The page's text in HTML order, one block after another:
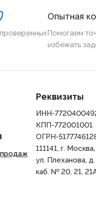
Опытная
Помогаем
избежать
Реквизиты
ИНН-
КПП-772001001
ОГРН-
111141, г. Москва,
ул. Плеханова,
каб. № 20, 21,